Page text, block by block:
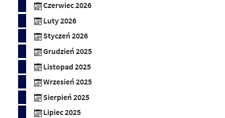
Czerwiec 2026
Luty 2026
Styczeń 2026
Grudzień 2025
Listopad 2025
Wrzesień 2025
Sierpień 2025
Lipiec 2025